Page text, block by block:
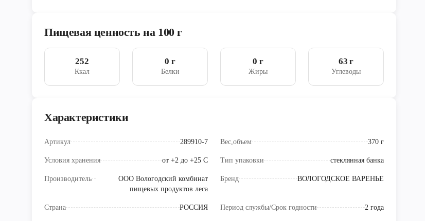
Пищевая ценность на 100 г
252
Ккал
0 г
Белки
0 г
Жиры
63 г
Углеводы
Характеристики
Артикул 289910-7 Вес,объем 370 г
Условия хранения от +2 до +25 С Тип упаковки стеклянная банка
Производитель
ООО Вологодский комбинат
пищевых продуктов леса
Бренд ВОЛОГОДСКОЕ ВАРЕНЬЕ
Страна РОССИЯ Период службы/Срок годности 2 года